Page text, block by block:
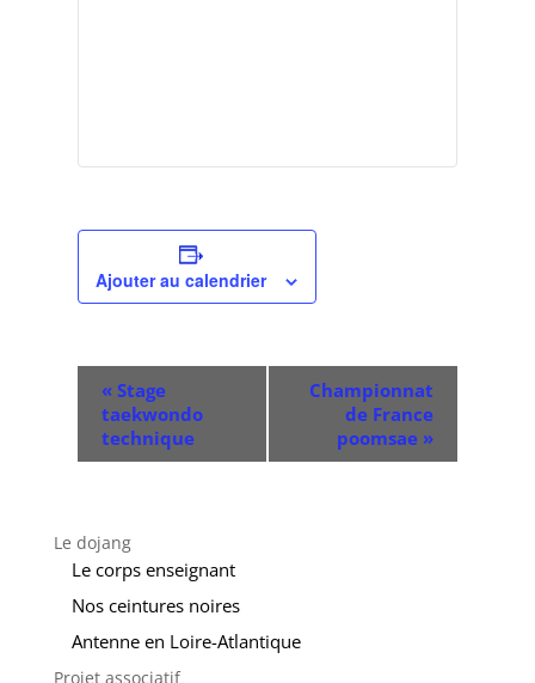
Ajouter au calendrier
Navigation
Évènement
«Stage
taekwondo
technique
Championnat
de France
poomsae »
Le dojang
Le corps enseignant
Nos ceintures noires
Antenne en Loire-Atlantique
Projet associatif